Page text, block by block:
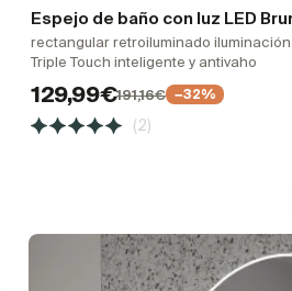
Espejo de baño con luz LED
rectangular retroiluminado iluminación
Triple Touch inteligente y antivaho
129,99€191,16€ −32%
(2)